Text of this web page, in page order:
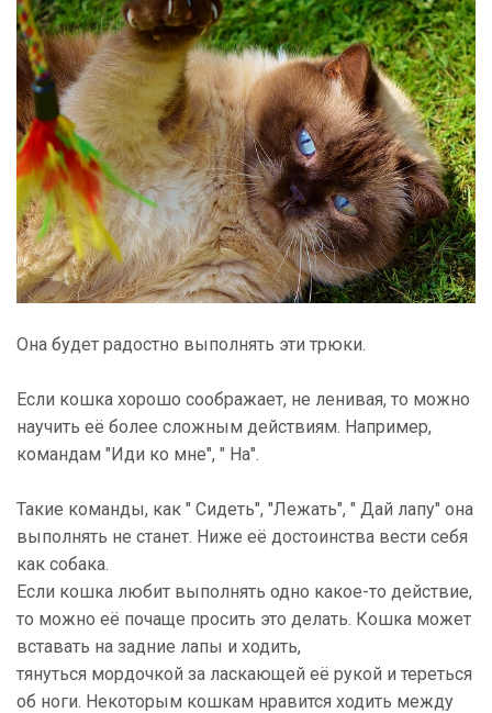
Она будет радостно выполнять эти трюки.
Если кошка хорошо соображает, не ленивая, то можно
научить её более сложным действиям. Например,
командам "Иди ко мне", " На".
Такие команды, как " Сидеть", "Лежать", " Дай лапу" она
выполнять не станет. Ниже её достоинства вести себя
как собака.
Если кошка любит выполнять одно какое-то действие,
то можно её почаще просить это делать. Кошка может
вставать на задние лапы и ходить,
тянуться мордочкой за ласкающей её рукой и тереться
об ноги. Некоторым кошкам нравится ходить между